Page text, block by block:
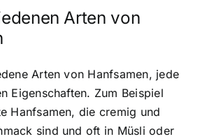
Arten von
Arten von Hanfsamen, jede
Eigenschaften. Zum Beispiel
Hanfsamen, die cremig und
sind und oft in Müsli oder